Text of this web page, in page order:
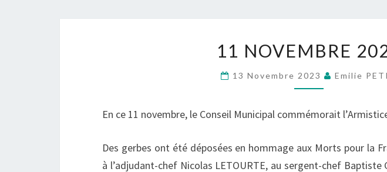
NOVEMBRE
11 NOVEMBRE
13 Novembre 2023 Emilie
En ce 11 novembre, le Conseil Municipal commémorait
Des gerbes ont été déposées en hommage aux Morts pour la
à l’adjudant-chef Nicolas LETOURTE, au sergent-chef Baptiste